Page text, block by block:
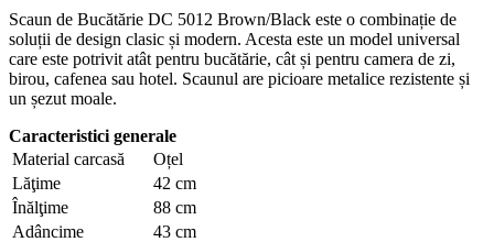
Scaun de Bucătărie DC 5012 Brown/Black este o combinație de
soluții de design clasic și modern. Acesta este un model universal
care este potrivit atât pentru bucătărie, cât și pentru camera de zi,
birou, cafenea sau hotel. Scaunul are picioare metalice rezistente și
un șezut moale.
Caracteristici generale
Material carcasă
Oțel
Lăţime
42 cm
Înălţime
88 cm
Adâncime
43 cm